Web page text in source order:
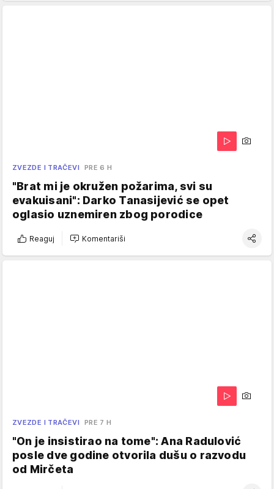
ZVEZDE I TRAČEVI PRE 6 H
"Brat mi je okružen požarima, svi su
evakuisani": Darko Tanasijević se opet
oglasio uznemiren zbog porodice
Reaguj Komentariši
ZVEZDE I TRAČEVI PRE 7 H
"On je insistirao na tome": Ana Radulović
posle dve godine otvorila dušu o razvodu
od Mirčeta